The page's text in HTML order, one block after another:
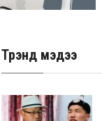
Трэнд мэдээ